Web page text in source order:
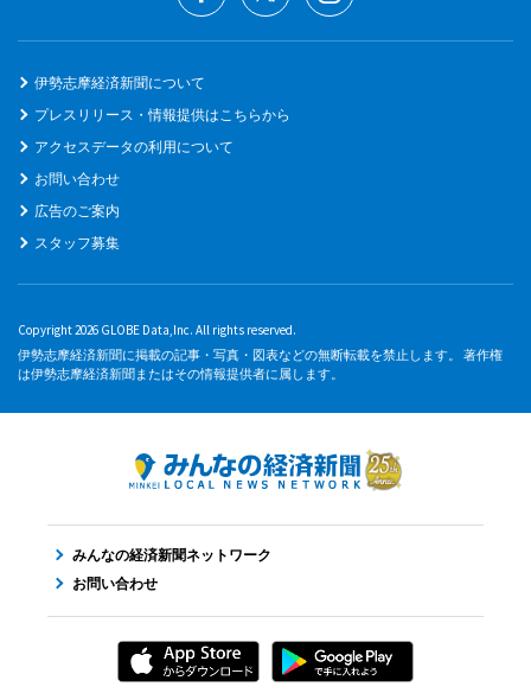
伊勢志摩経済新聞について
プレスリリース・情報提供はこちらから
アクセスデータの利用について
お問い合わせ
広告のご案内
スタッフ募集
Copyright 2026 GLOBE Data,Inc. All rights reserved.
伊勢志摩経済新聞に掲載の記事・写真・図表などの無断転載を禁止します。 著作権
は伊勢志摩経済新聞またはその情報提供者に属します。
みんなの経済新聞ネットワーク
お問い合わせ